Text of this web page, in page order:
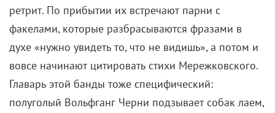
ретрит. По прибытии их встречают парни с
факелами, которые разбрасываются фразами в
духе «нужно увидеть то, что не видишь», а потом и
вовсе начинают цитировать стихи Мережковского.
Главарь этой банды тоже специфический:
полуголый Вольфганг Черни подзывает собак лаем,